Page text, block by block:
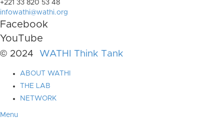
+221 33 820 53 48
infowathi@wathi.org
Facebook
YouTube
© 2024 WATHI Think Tank
ABOUT WATHI
THE LAB
NETWORK
Menu